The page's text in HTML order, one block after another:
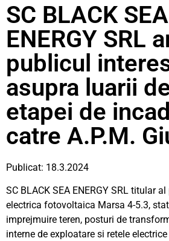
SC BLACK SEA
ENERGY SRL
publicul
asupra luarii
etapei de
catre A.P.M.
Publicat: 18.3.2024
SC BLACK SEA ENERGY SRL titular
electrica fotovoltaica Marsa 4-5.3,
imprejmuire teren, posturi de
interne de exploatare si retele